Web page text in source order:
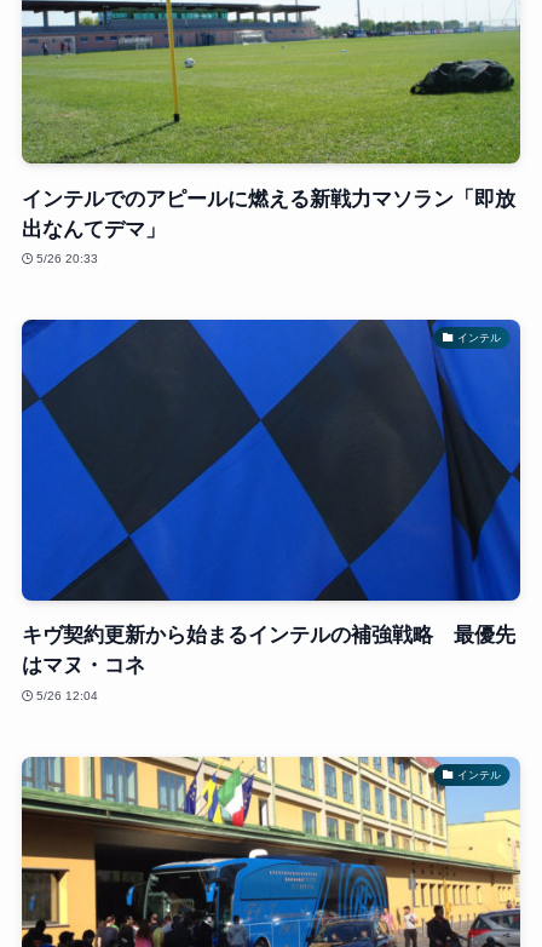
インテルでのアピールに燃える新戦力マソラン「即放
出なんてデマ」
5/26 20:33
インテル
キヴ契約更新から始まるインテルの補強戦略 最優先
はマヌ・コネ
5/26 12:04
インテル